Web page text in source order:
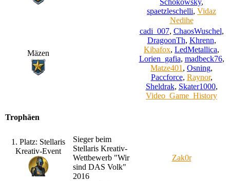
spaetzleschelli, Vidaz
Nedihe
Mäzen
cadi_007, ChaosWuschel,
DragoonTh, Khrenn,
Kibafox, LedMetallica,
Lorien_gafia, madbeck76,
Matze401 , Osning,
Paccforce, Raynor,
Sheldrak, Skater1000,
Video_Game_History
Trophäen
1. Platz: Stellaris
Kreativ-Event
Sieger beim
Stellaris Kreativ-
Wettbewerb "Wir
sind DAS Volk"
2016
Zak0r